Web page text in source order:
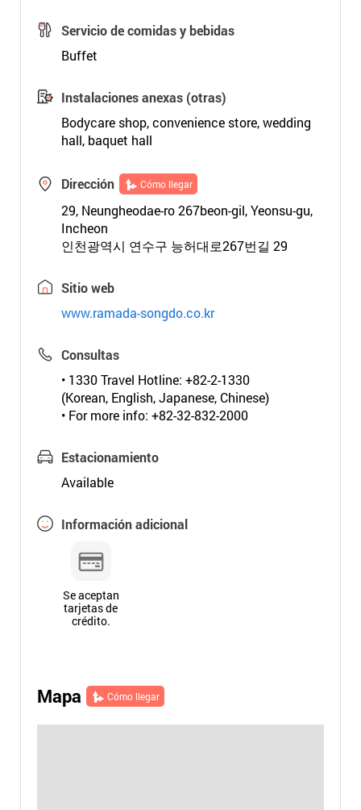
Servicio de comidas y bebidas
Buffet
Instalaciones anexas (otras)
Bodycare shop, convenience store, wedding
hall, baquet hall
Dirección Cómo llegar
29, Neungheodae-ro 267beon-gil, Yeonsu-gu,
Incheon
인천광역시 연수구 능허대로267번길 29
Sitio web
www.ramada-songdo.co.kr
Consultas
• 1330 Travel Hotline: +82-2-1330
(Korean, English, Japanese, Chinese)
• For more info: +82-32-832-2000
Estacionamiento
Available
Información adicional
Se aceptan
tarjetas de
crédito.
Mapa Cómo llegar